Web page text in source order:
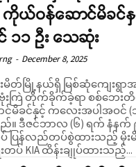
၊ ကိုယ်ဝန်ဆောင်မိခင်
၁၁ ဦး သေဆုံး
- December 8, 2025
းမိတ်မြို့နယ်ရှိ မြစ်ဆုံကျေး
ဗုံးကြဲ တိုက်ခိုက်ခဲ့ရာ စစ်ဘေး
ခင်နှင့် ကလေးအပါအဝင် (၁
ော်တွင် စစ်
ပြန်လည်တပ်စွဲထားသည့် မိုး
ပ် KIA ထိန်းချုပ်ထားသည့်...